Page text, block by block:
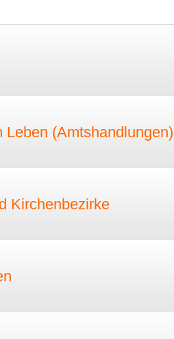
Leben (Amtshandlungen)
Kirchenbezirke